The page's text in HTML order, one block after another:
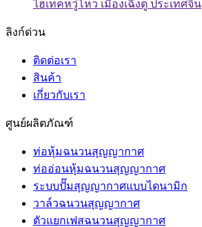
ไฮเทคหวู่โหว เมืองเฉิงตู ประเทศจีน
ลิงก์ด่วน
ติดต่อเรา
สินค้า
เกี่ยวกับเรา
ศูนย์ผลิตภัณฑ์
ท่อหุ้มฉนวนสุญญากาศ
ท่ออ่อนหุ้มฉนวนสุญญากาศ
ระบบปั๊มสุญญากาศแบบไดนามิก
วาล์วฉนวนสุญญากาศ
ตัวแยกเฟสฉนวนสุญญากาศ